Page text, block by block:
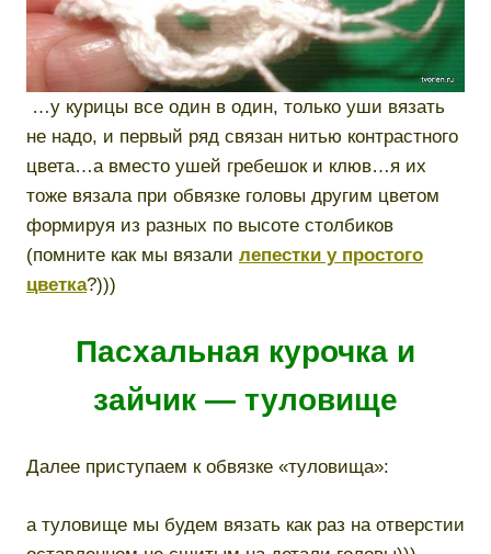
…у курицы все один в один, только уши вязать
не надо, и первый ряд связан нитью контрастного
цвета…а вместо ушей гребешок и клюв…я их
тоже вязала при обвязке головы другим цветом
формируя из разных по высоте столбиков
(помните как мы вязали лепестки у простого
цветка?)))
Пасхальная курочка и
зайчик — туловище
Далее приступаем к обвязке «туловища»:
а туловище мы будем вязать как раз на отверстии